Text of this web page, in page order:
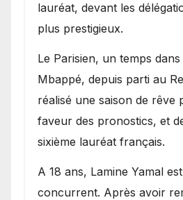
lauréat, devant les
plus prestigieux.
Le Parisien, un temps dans
Mbappé, depuis parti au
réalisé une saison de rêve
faveur des pronostics, et
sixième lauréat français.
A 18 ans, Lamine Yamal
concurrent. Après avoir